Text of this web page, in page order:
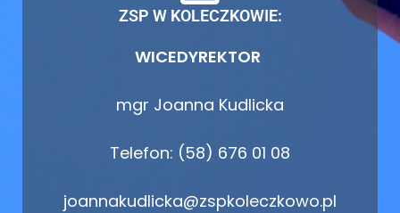
ZSP W KOLECZKOWIE:
WICEDYREKTOR
mgr Joanna Kudlicka
Telefon: (58) 676 01 08
joannakudlicka@zspkoleczkowo.pl